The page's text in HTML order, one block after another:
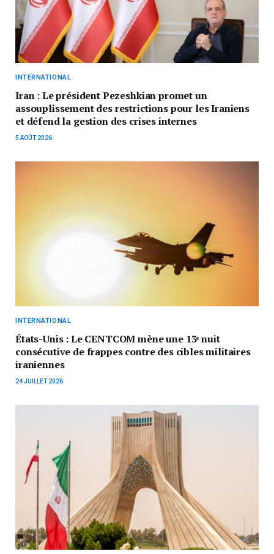
INTERNATIONAL
Iran : Le président Pezeshkian promet un
assouplissement des restrictions pour les Iraniens
et défend la gestion des crises internes
5 AOÛT 2026
INTERNATIONAL
États-Unis : Le CENTCOM mène une 13ᵉ nuit
consécutive de frappes contre des cibles militaires
iraniennes
24 JUILLET 2026